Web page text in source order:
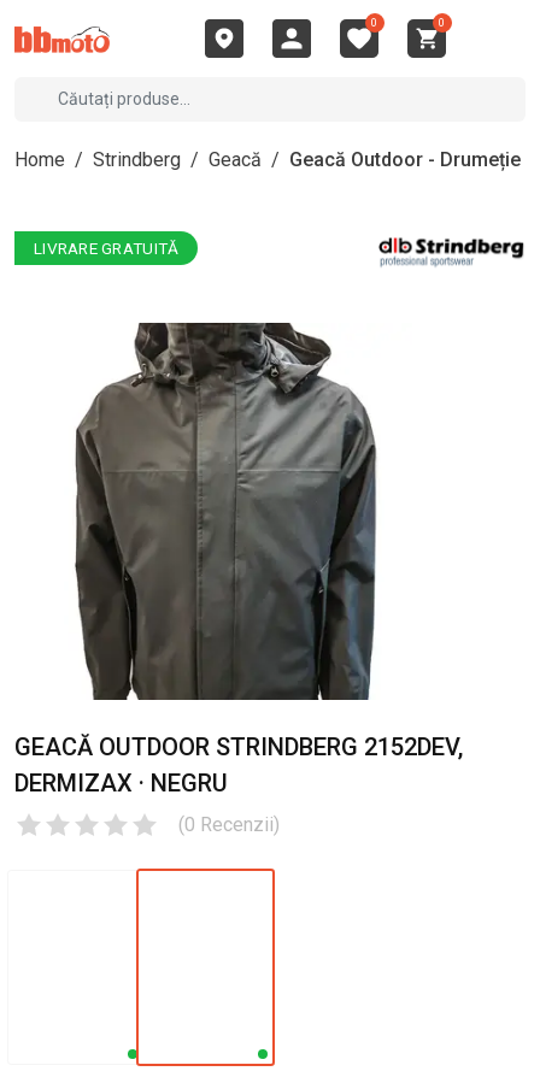
0 0
Home / Strindberg / Geacă / Geacă Outdoor - Drumeție
LIVRARE GRATUITĂ
GEACĂ OUTDOOR STRINDBERG 2152DEV,
DERMIZAX · NEGRU
(0 Recenzii)